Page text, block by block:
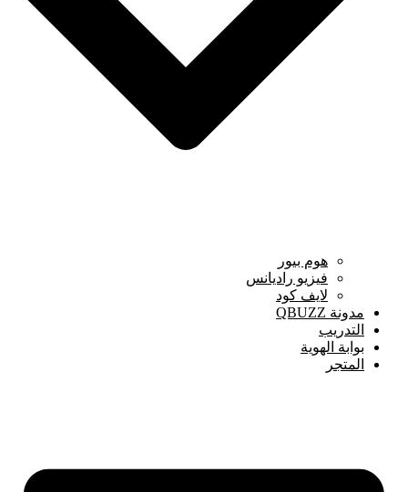
هوم بيور
فيزيو راديانس
لايف كود
مدونة QBUZZ
التدريب
بوابة الهوية
المتجر